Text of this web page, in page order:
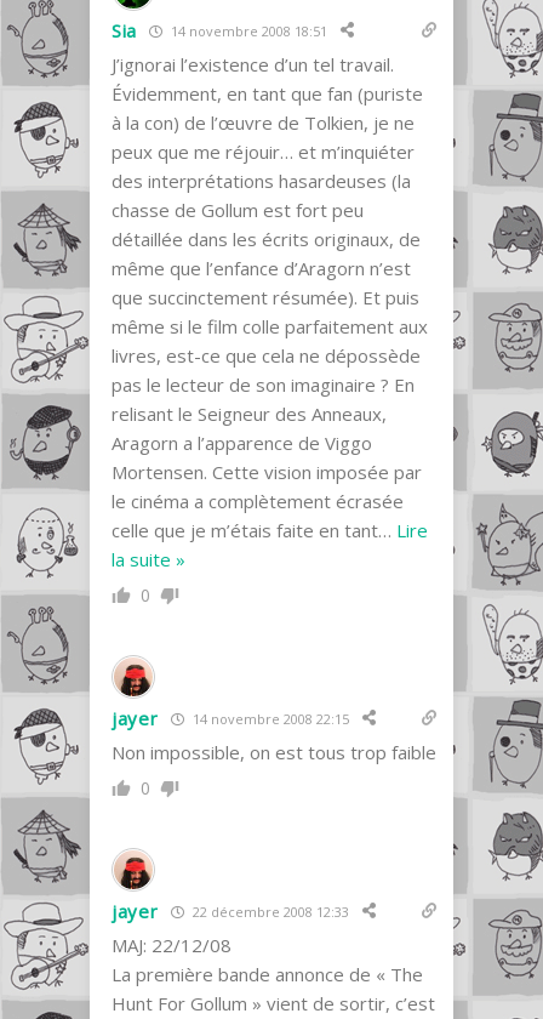
Sia 14 novembre 2008 18:51
J’ignorai l’existence d’un tel travail.
Évidemment, en tant que fan (puriste
à la con) de l’œuvre de Tolkien, je ne
peux que me réjouir… et m’inquiéter
des interprétations hasardeuses (la
chasse de Gollum est fort peu
détaillée dans les écrits originaux, de
même que l’enfance d’Aragorn n’est
que succinctement résumée). Et puis
même si le film colle parfaitement aux
livres, est-ce que cela ne dépossède
pas le lecteur de son imaginaire ? En
relisant le Seigneur des Anneaux,
Aragorn a l’apparence de Viggo
Mortensen. Cette vision imposée par
le cinéma a complètement écrasée
celle que je m’étais faite en tant… Lire
la suite »
0
jayer 14 novembre 2008 22:15
Non impossible, on est tous trop faible
0
jayer 22 décembre 2008 12:33
MAJ: 22/12/08
La première bande annonce de « The
Hunt For Gollum » vient de sortir, c’est